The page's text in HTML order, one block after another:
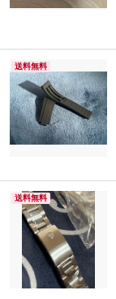
送料無料
送料無料